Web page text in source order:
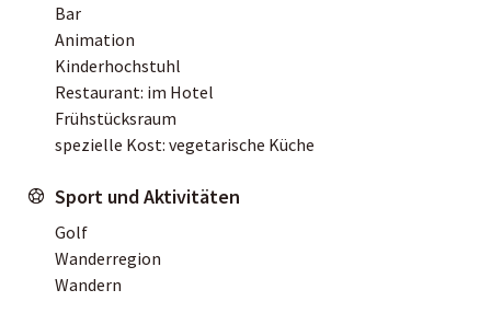
Bar
Animation
Kinderhochstuhl
Restaurant: im Hotel
Frühstücksraum
spezielle Kost: vegetarische Küche
Sport und Aktivitäten
Golf
Wanderregion
Wandern